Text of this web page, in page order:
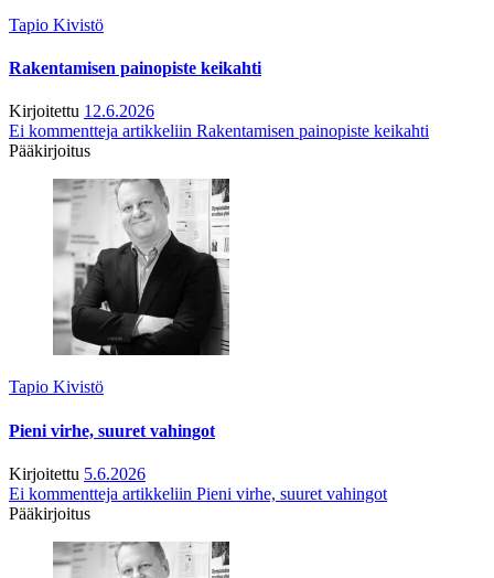
Tapio Kivistö
Rakentamisen painopiste keikahti
Kirjoitettu 12.6.2026
Ei kommentteja artikkeliin Rakentamisen painopiste keikahti
Pääkirjoitus
Tapio Kivistö
Pieni virhe, suuret vahingot
Kirjoitettu 5.6.2026
Ei kommentteja artikkeliin Pieni virhe, suuret vahingot
Pääkirjoitus